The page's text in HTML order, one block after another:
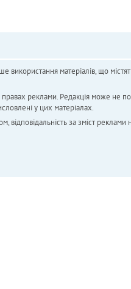
матеріалів, що
реклами. Редакція може не
у цих матеріалах.
відповідальність за зміст